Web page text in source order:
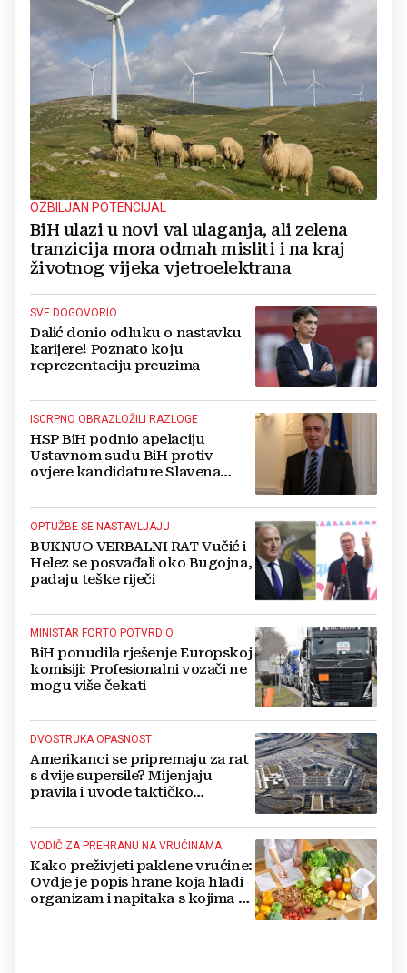
OZBILJAN POTENCIJAL
BiH ulazi u novi val ulaganja, ali zelena
tranzicija mora odmah misliti i na kraj
životnog vijeka vjetroelektrana
SVE DOGOVORIO
Dalić donio odluku o nastavku
karijere! Poznato koju
reprezentaciju preuzima
ISCRPNO OBRAZLOŽILI RAZLOGE
HSP BiH podnio apelaciju
Ustavnom sudu BiH protiv
ovjere kandidature Slavena
OPTUŽBE SE NASTAVLJAJU
BUKNUO VERBALNI RAT Vučić i
Helez se posvađali oko Bugojna,
padaju teške riječi
MINISTAR FORTO POTVRDIO
BiH ponudila rješenje Europskoj
komisiji: Profesionalni vozači ne
mogu više čekati
DVOSTRUKA OPASNOST
Amerikanci se pripremaju za rat
s dvije supersile? Mijenjaju
pravila i uvode taktičko
VODIČ ZA PREHRANU NA VRUĆINAMA
Kako preživjeti paklene vrućine:
Ovdje je popis hrane koja hladi
organizam i napitaka s kojima si